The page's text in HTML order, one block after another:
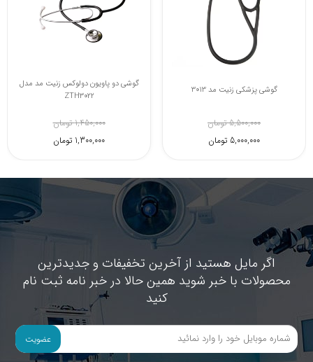
گوشی دو پاویون دولوکس زنیت مد مدل
ZTH3022
1,450,000 تومان
1,300,000 تومان
گوشی پزشکی زنیت مد 3013
5,500,000 تومان
5,000,000 تومان
اگر مایل هستید از آخرین تخفیفات و جدیدترین
محصولات با خبر شوید همین حالا در خبر نامه ثبت نام
کنید
عضویت